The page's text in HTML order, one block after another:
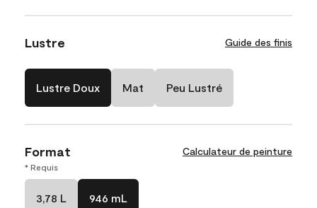
Lustre Guide des finis
Lustre Doux Mat Peu Lustré
Format Calculateur de peinture
* Requis
3,78 L 946 mL